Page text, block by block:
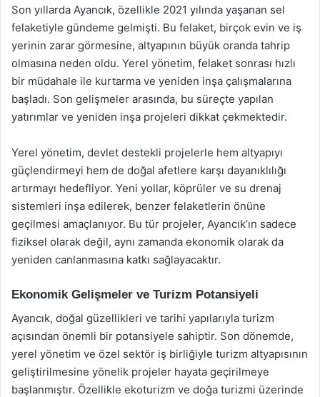
Son yıllarda Ayancık, özellikle 2021 yılında yaşanan sel
felaketiyle gündeme gelmişti. Bu felaket, birçok evin ve iş
yerinin zarar görmesine, altyapının büyük oranda tahrip
olmasına neden oldu. Yerel yönetim, felaket sonrası hızlı
bir müdahale ile kurtarma ve yeniden inşa çalışmalarına
başladı. Son gelişmeler arasında, bu süreçte yapılan
yatırımlar ve yeniden inşa projeleri dikkat çekmektedir.
Yerel yönetim, devlet destekli projelerle hem altyapıyı
güçlendirmeyi hem de doğal afetlere karşı dayanıklılığı
artırmayı hedefliyor. Yeni yollar, köprüler ve su drenaj
sistemleri inşa edilerek, benzer felaketlerin önüne
geçilmesi amaçlanıyor. Bu tür projeler, Ayancık’ın sadece
fiziksel olarak değil, aynı zamanda ekonomik olarak da
yeniden canlanmasına katkı sağlayacaktır.
Ekonomik Gelişmeler ve Turizm Potansiyeli
Ayancık, doğal güzellikleri ve tarihi yapılarıyla turizm
açısından önemli bir potansiyele sahiptir. Son dönemde,
yerel yönetim ve özel sektör iş birliğiyle turizm altyapısının
geliştirilmesine yönelik projeler hayata geçirilmeye
başlanmıştır. Özellikle ekoturizm ve doğa turizmi üzerinde